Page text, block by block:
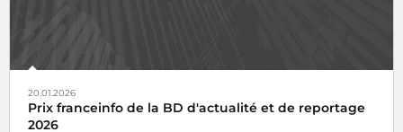
20.01.2026
Prix franceinfo de la BD d'actualité et de reportage
2026